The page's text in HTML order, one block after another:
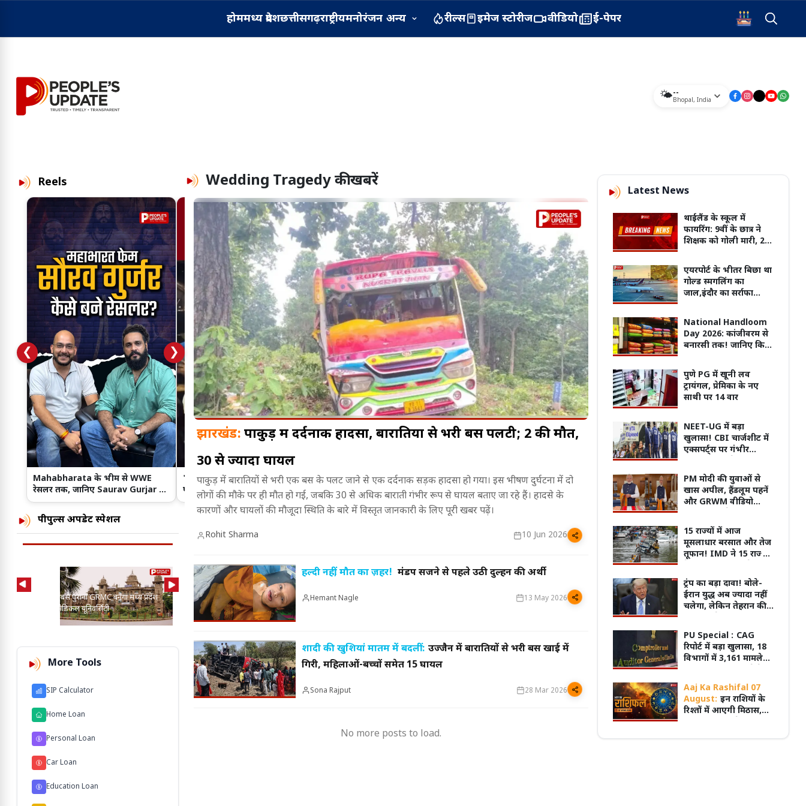
होममध्य प्रदेशछत्तीसगढ़राष्ट्रीयमनोरंजन अन्य रील्स इमेज स्टोरीज वीडियो ई-पेपर
🌤️--
Bhopal, India
Reels
Mahabharata के भीम से WWE
रेसलर तक, जानिए Saurav Gurjar का
दमदार सफर
'दिल ना लिया...' गाने से वायरल हुए 'धूम'
पहुंचे रांची, JPSC-JSSC छात्रों का किया
समर्थन!
पंखे से सुखाया जा रहा लखनऊ-कानपुर
एक्सप्रेसवे, अखिलेश यादव ने शेयर किया
वायरल Video!
MP में मानसून की वापसी, अगले 3 दिन
16 जिलों में भारी बारिश का अलर्ट
इलाज कराने अस्पताल पहुंची महिला के
सिर पर गिरा छत का प्लास्टर, चूरू में बड़ा
हादसा!
❮ ❯
पीपुल्स अपडेट स्पेशल
प्रदेश का सबसे पुराना GRMC बनेगा मध्य प्रदेश
की पहली मेडिकल यूनिवर्सिटी
AI की मदद से 2-3 बाघ, तेंदुए,भालू और जंगली
कुत्तों के बीच खोज निकाला गया खूंखार बाघ 'PN
103 M'
मुख्यमंत्री का किस्सा- नेहरू के विरोध पर कांग्रेस
विधायकों की किडनैपिंग के बाद सीएम बने डीपी
15 साल पुरानी बसों के नियम पर बवाल, 7 अगस्त
से अनिश्चितकालीन हड़ताल पर जाएंगे प्राइवेट बस
प्रदेश का सबसे पुराना GRMC बनेगा मध्य प्रदेश
की पहली मेडिकल यूनिवर्सिटी
More Tools
SIP Calculator
Home Loan
Personal Loan
Car Loan
Education Loan
Wedding Tragedyकी खबरें
झारखंड: पाकुड़ में दर्दनाक हादसा, बारातियों से भरी बस पलटी; 2 की मौत,
30 से ज्यादा घायल
पाकुड़ में बारातियों से भरी एक बस के पलट जाने से एक दर्दनाक सड़क हादसा हो गया। इस भीषण दुर्घटना में दो
लोगों की मौके पर ही मौत हो गई, जबकि 30 से अधिक बाराती गंभीर रूप से घायल बताए जा रहे हैं। हादसे के
कारणों और घायलों की मौजूदा स्थिति के बारे में विस्तृत जानकारी के लिए पूरी खबर पढ़ें।
Rohit Sharma 10 Jun 2026
हल्दी नहीं, मौत का ज़हर! मंडप सजने से पहले उठी दुल्हन की अर्थी
Hemant Nagle 13 May 2026
शादी की खुशियां मातम में बदलीं : उज्जैन में बारातियों से भरी बस खाई में
गिरी, महिलाओं-बच्चों समेत 15 घायल
Sona Rajput 28 Mar 2026
No more posts to load.
Latest News
थाईलैंड के स्कूल में
फायरिंग: 9वीं के छात्र ने
शिक्षक को गोली मारी, 2
एयरपोर्ट के भीतर बिछा था
गोल्ड स्मगलिंग का
जाल,इंदौर का सर्राफा
National Handloom
Day 2026: कांजीवरम से
बनारसी तक! जानिए किस
साड़ी, सबसे ज्यादा है
मशहूर
पुणे PG में खूनी लव
ट्रायंगल, प्रेमिका के नए
साथी पर 14 वार
NEET-UG में बड़ा
खुलासा! CBI चार्जशीट में
एक्सपर्ट्स पर गंभीर
ने कराया पेपर लीक
PM मोदी की युवाओं से
खास अपील, हैंडलूम पहनें
और GRWM वीडियो
15 राज्यों में आज
मूसलाधार बरसात और तेज
तूफान! IMD ने 15 राज्यों
ऑरेंज अलर्ट
ट्रंप का बड़ा दावा! बोले-
ईरान युद्ध अब ज्यादा नहीं
चलेगा, लेकिन तेहरान की
की चिंता
PU Special : CAG
रिपोर्ट में बड़ा खुलासा, 18
विभागों में 3,161 मामले
भी अटके
Aaj Ka Rashifal 07
August: इन राशियों के
रिश्तों में आएगी मिठास,